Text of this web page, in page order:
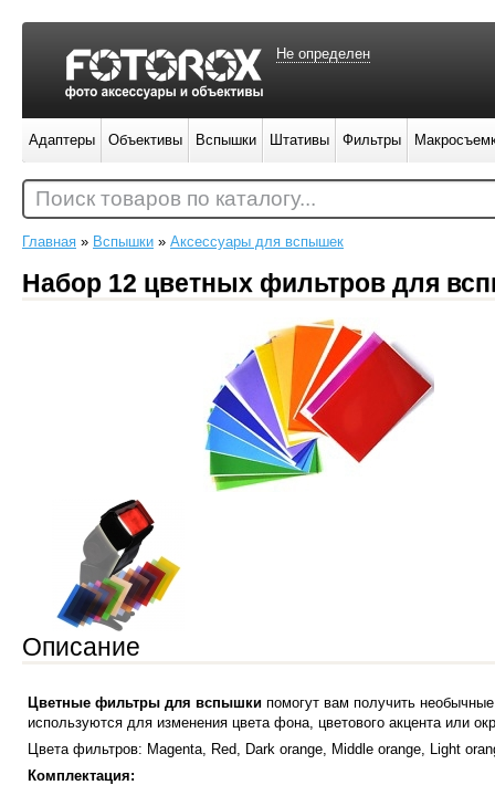
Главная » Вспышки » Аксессуары для вспышек
Набор 12 цветных фильтров для
Описание
Цветные фильтры для вспышки помогут вам получить
используются для изменения цвета фона, цветового акцента или
Цвета фильтров: Magenta, Red, Dark orange, Middle orange, Light
Комплектация:
Не определен
Адаптеры Объективы Вспышки Штативы Фильтры
Поиск товаров по каталогу...